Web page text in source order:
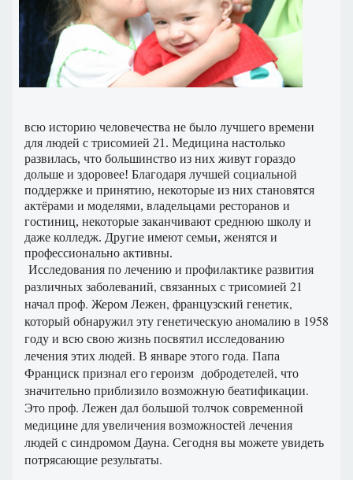
всю историю человечества не было лучшего времени
для людей с трисомией 21. Медицина настолько
развилась, что большинство из них живут гораздо
дольше и здоровее! Благодаря лучшей социальной
поддержке и принятию, некоторые из них становятся
актёрами и моделями, владельцами ресторанов и
гостиниц, некоторые заканчивают среднюю школу и
даже колледж. Другие имеют семьи, женятся и
профессионально активны.
Исследования по лечению и профилактике развития
различных заболеваний, связанных с трисомией 21
начал проф. Жером Лежен, французский генетик,
который обнаружил эту генетическую аномалию в 1958
году и всю свою жизнь посвятил исследованию
лечения этих людей. В январе этого года. Папа
Франциск признал его героизм добродетелей, что
значительно приблизило возможную беатификации.
Это проф. Лежен дал большой толчок современной
медицине для увеличения возможностей лечения
людей с синдромом Дауна. Сегодня вы можете увидеть
потрясающие результаты.